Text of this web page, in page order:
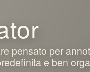
pensato per
e ben